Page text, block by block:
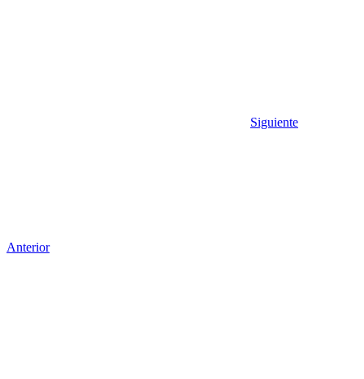
Siguiente
Anterior